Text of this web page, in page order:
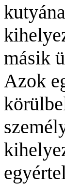
másik
Azok